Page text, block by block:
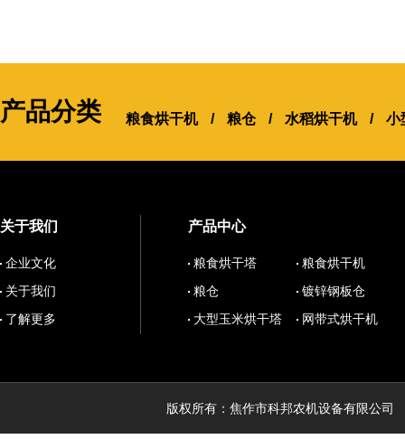
产品分类 粮食烘干机 / 粮仓 / 水稻烘干机 / 小
关于我们
企业文化
关于我们
了解更多
产品中心
粮食烘干塔
粮食烘干机
粮仓
镀锌钢板仓
大型玉米烘干塔
网带式烘干机
版权所有：焦作市科邦农机设备有限公